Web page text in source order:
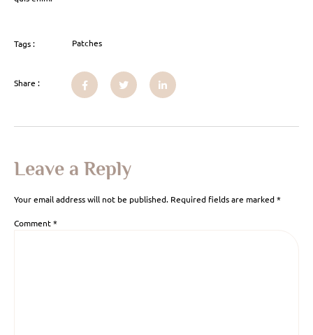
Tags : Patches
Share :
Leave a Reply
Your email address will not be published. Required fields are marked*
Comment*